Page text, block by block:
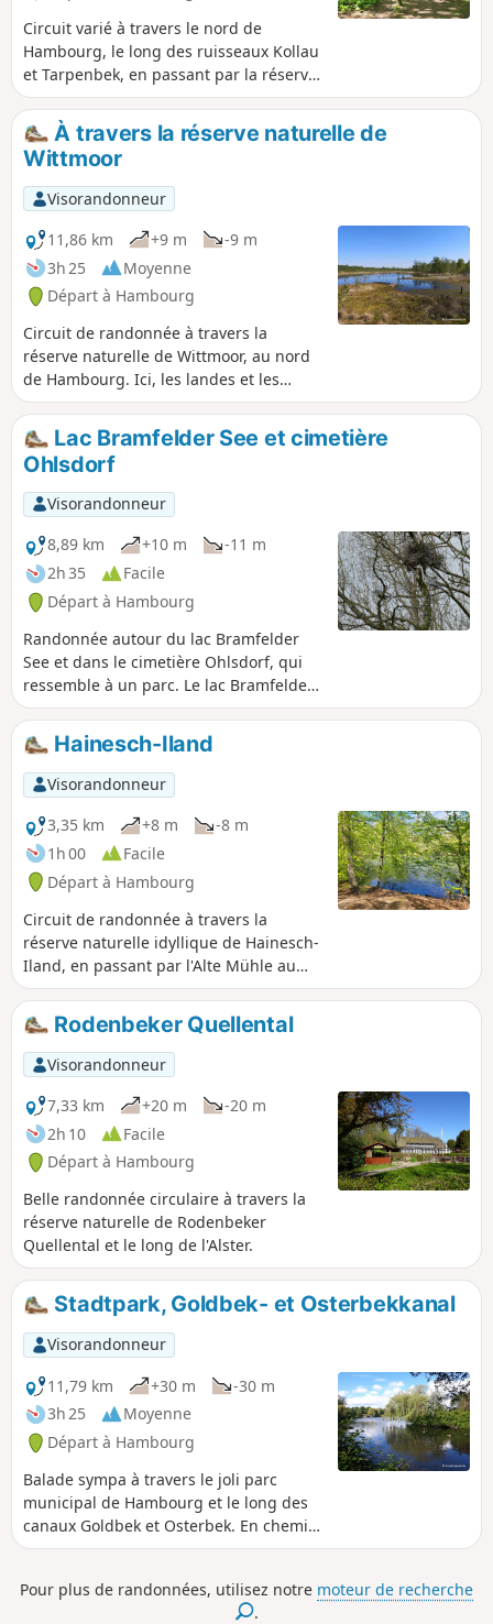
Circuit varié à travers le nord de
Hambourg, le long des ruisseaux Kollau
et Tarpenbek, en passant par la réserve
animalière de Niendorf et l'aéroport de
Hambourg.
À travers la réserve naturelle de
Wittmoor
Visorandonneur
11,86 km
+9 m
-9 m
3h 25
Moyenne
Départ à Hambourg
Circuit de randonnée à travers la
réserve naturelle de Wittmoor, au nord
de Hambourg. Ici, les landes et les
marais alternent avec les forêts et les
prairies. Le point fort de la balade, c'est
le chemin entre les marais, sur un
ancien remblai de chemin de fer, qui
mène au grand lac marécageux. Comme
on fait un huit à travers la réserve
naturelle pour relier la partie nord à la
partie sud, on emprunte même deux
fois ce joli chemin.
Lac Bramfelder See et cimetière
Ohlsdorf
Visorandonneur
8,89 km
+10 m
-11 m
2h 35
Facile
Départ à Hambourg
Randonnée autour du lac Bramfelder
See et dans le cimetière Ohlsdorf, qui
ressemble à un parc. Le lac Bramfelder
See et le cimetière sont tous deux des
endroits parfaits pour observer les
oiseaux. Avec un peu de chance, vous
apercevrez même les jolis martins-
pêcheurs bleus.
Hainesch-Iland
Visorandonneur
3,35 km
+8 m
-8 m
1h 00
Facile
Départ à Hambourg
Circuit de randonnée à travers la
réserve naturelle idyllique de Hainesch-
Iland, en passant par l'Alte Mühle au
bord de l'étang du moulin.
Rodenbeker Quellental
Visorandonneur
7,33 km
+20 m
-20 m
2h 10
Facile
Départ à Hambourg
Belle randonnée circulaire à travers la
réserve naturelle de Rodenbeker
Quellental et le long de l'Alster.
Stadtpark, Goldbek- et Osterbekkanal
Visorandonneur
11,79 km
+30 m
-30 m
3h 25
Moyenne
Départ à Hambourg
Balade sympa à travers le joli parc
municipal de Hambourg et le long des
canaux Goldbek et Osterbek. En chemin,
on passe devant le lac du parc
du travail avec la TRUDE.
Pour plus de randonnées, utilisez notre moteur de recherche
.